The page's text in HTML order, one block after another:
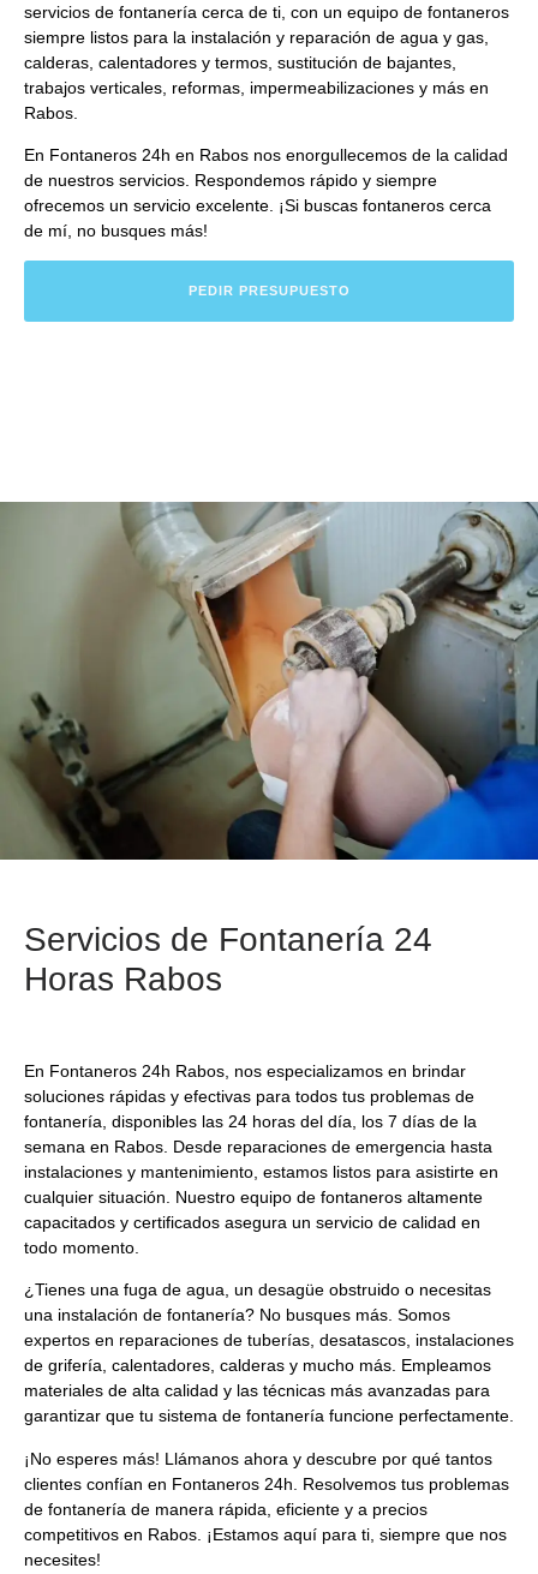
servicios de fontanería cerca de ti, con un equipo de fontaneros
siempre listos para la instalación y reparación de agua y gas,
calderas, calentadores y termos, sustitución de bajantes,
trabajos verticales, reformas, impermeabilizaciones y más en
Rabos.
En Fontaneros 24h en Rabos nos enorgullecemos de la calidad
de nuestros servicios. Respondemos rápido y siempre
ofrecemos un servicio excelente. ¡Si buscas fontaneros cerca
de mí , no busques más!
PEDIR PRESUPUESTO
Servicios de Fontanería 24
Horas Rabos
En Fontaneros 24h Rabos , nos especializamos en brindar
soluciones rápidas y efectivas para todos tus problemas de
fontanería, disponibles las 24 horas del día, los 7 días de la
semana en Rabos. Desde reparaciones de emergencia hasta
instalaciones y mantenimiento, estamos listos para asistirte en
cualquier situación. Nuestro equipo de fontaneros altamente
capacitados y certificados asegura un servicio de calidad en
todo momento.
¿Tienes una fuga de agua, un desagüe obstruido o necesitas
una instalación de fontanería? No busques más. Somos
expertos en reparaciones de tuberías, desatascos, instalaciones
de grifería, calentadores, calderas y mucho más. Empleamos
materiales de alta calidad y las técnicas más avanzadas para
garantizar que tu sistema de fontanería funcione perfectamente.
¡No esperes más! Llámanos ahora y descubre por qué tantos
clientes confían en Fontaneros 24h.
Resolvemos tus problemas
de fontanería de manera rápida, eficiente y a precios
competitivos en Rabos. ¡Estamos aquí para ti, siempre que nos
necesites!